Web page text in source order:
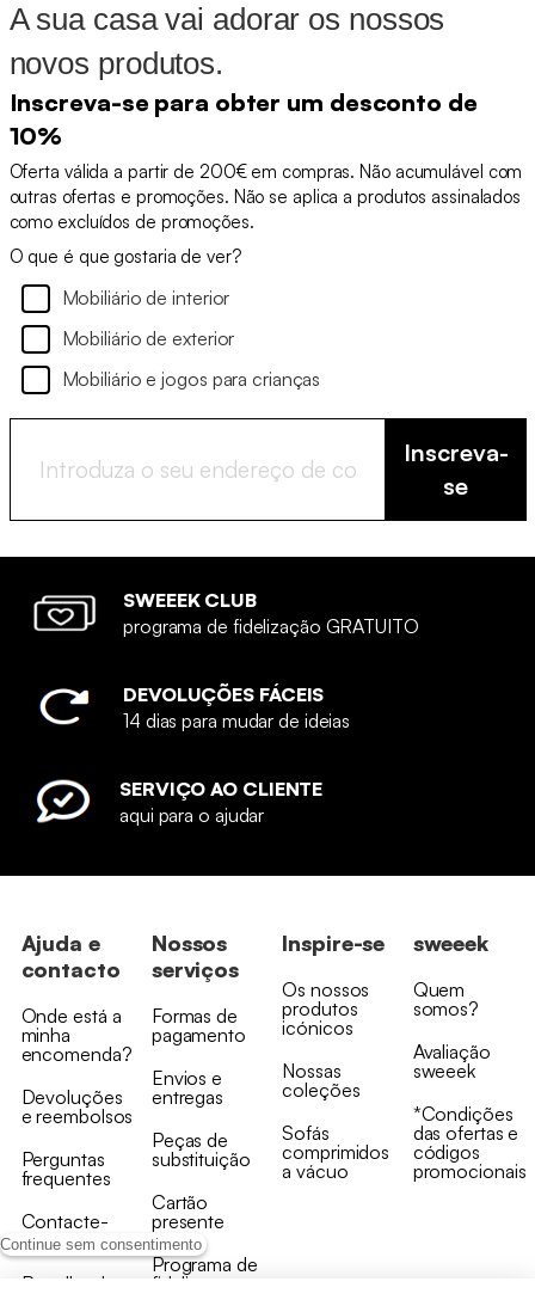
Continue sem consentimento
A sua casa vai adorar os nossos
novos produtos.
Inscreva-se para obter um desconto de
10%
Oferta válida a partir de 200€ em compras. Não acumulável com
outras ofertas e promoções. Não se aplica a produtos assinalados
como excluídos de promoções.
O que é que gostaria de ver?
Mobiliário de interior
Mobiliário de exterior
Mobiliário e jogos para crianças
Inscreva-
se
SWEEEK CLUB
programa de fidelização GRATUITO
DEVOLUÇÕES FÁCEIS
14 dias para mudar de ideias
SERVIÇO AO CLIENTE
aqui para o ajudar
Ajuda e
contacto
Onde está a
minha
encomenda?
Devoluções
e reembolsos
Perguntas
frequentes
Contacte-
nos
Recolha de
Nossos
serviços
Formas de
pagamento
Envios e
entregas
Peças de
substituição
Cartão
presente
Programa de
fidelizaçao
Inspire-se
Os nossos
produtos
icónicos
Nossas
coleções
Sofás
comprimidos
a vácuo
sweeek
Quem
somos?
Avaliação
sweeek
*Condições
das ofertas e
códigos
promocionais